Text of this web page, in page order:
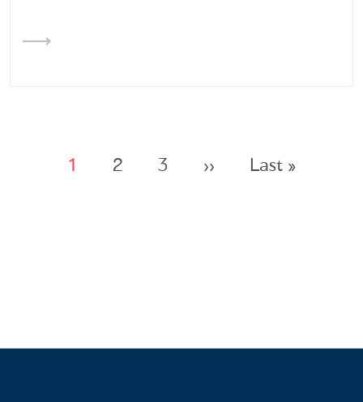
Σελιδοποίηση
1 2 3 ›› Next page
Last »Last